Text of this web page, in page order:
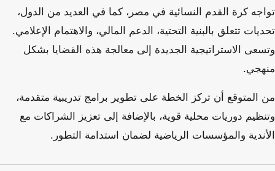
تواجه كرة القدم النسائية في مصر، كما في العديد من الدول،
تحديات تتعلق بالبنية التحتية، الدعم المالي، والاهتمام الإعلامي.
وتسعى الاستراتيجية الجديدة إلى معالجة هذه القضايا بشكل
منهجي.
من المتوقع أن تركز الخطة على تطوير برامج تدريبية متقدمة،
وتنظيم دوريات محلية قوية، بالإضافة إلى تعزيز الشراكات مع
الأندية والمؤسسات الرياضية لضمان استدامة التطور.